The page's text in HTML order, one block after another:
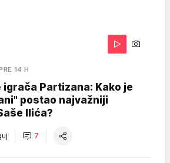
14 H
igrača Partizana: Kako je
postao najvažniji
Ilića?
7